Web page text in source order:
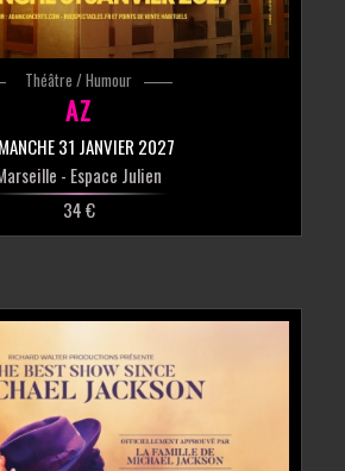
Théâtre / Humour
AZ
31 JANVIER 2027
- Espace Julien
34 €